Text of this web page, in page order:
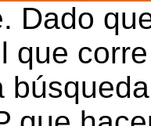
Dado
que